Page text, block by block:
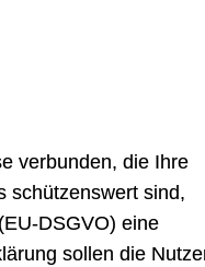
verbunden, die Ihre
schützenswert sind,
DSGVO) eine
sollen die